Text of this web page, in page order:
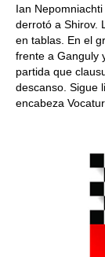
Ian
derrotó a Shirov.
en tablas. En el
frente a Ganguly
partida que
descanso. Sigue
encabeza